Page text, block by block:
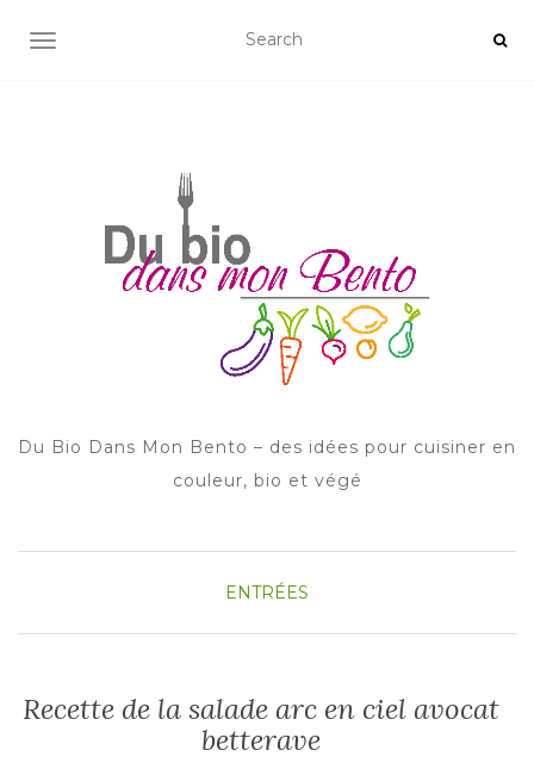
AFFICHER/MASQUER LA NAVIGATION
Du Bio Dans Mon Bento – des idées pour cuisiner en
couleur, bio et végé
ENTRÉES
Recette de la salade arc en ciel avocat
betterave